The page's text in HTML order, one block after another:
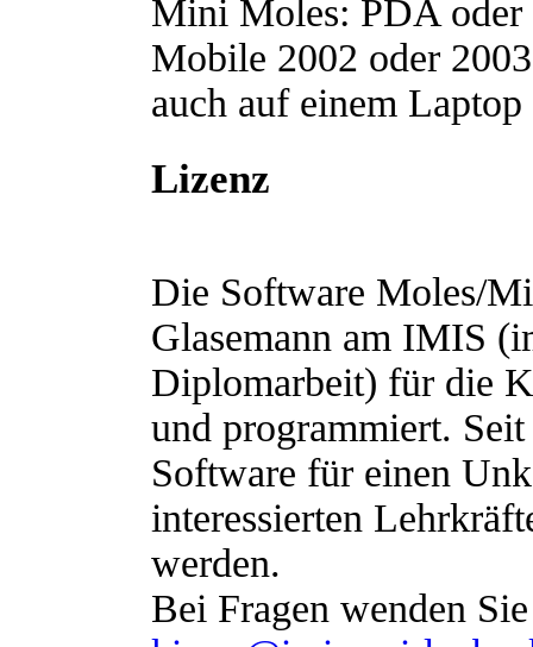
Mini Moles: PDA oder
Mobile 2002 oder
auch auf einem
Lizenz
Die Software Moles/
Glasemann am IMIS
Diplomarbeit) für die
und programmiert.
Software für einen
interessierten
werden.
Bei Fragen wenden